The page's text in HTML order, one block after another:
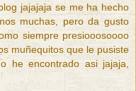
jajajaja se me ha hecho
muchas, pero da gusto
siempre presiooosoooo
muñequitos que le pusiste
he encontrado asi jajaja,